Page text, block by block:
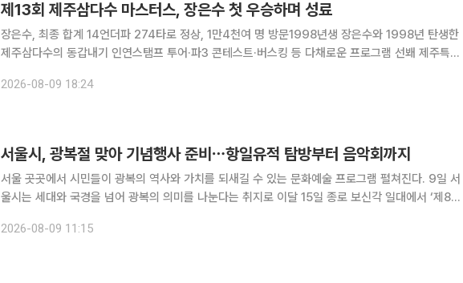
제13회 제주삼다수 마스터스, 장은수 첫 우승하며 성료
장은수, 최종 합계 14언더파 274타로 정상, 1만4천여 명 방문1998년생 장은수와 1998년 탄생한
제주삼다수의 동갑내기 인연스탬프 투어·파3 콘테스트·버스킹 등 다채로운 프로그램 선봬 제주특별
제주특별자치도개발공사는 테디밸리 골프앤리조트에서 열린 ‘제1
2026-08-09 18:24
서울시, 광복절 맞아 기념행사 준비⋯항일유적 탐방부터 음악회까지
서울 곳곳에서 시민들이 광복의 역사와 가치를 되새길 수 있는 문화예술 프로그램 펼쳐진다. 9일 서
울시는 세대와 국경을 넘어 광복의 의미를 나눈다는 취지로 이달 15일 종로 보신각 일대에서 ‘제81
9인과 함께 타종식을 진행해 순국선열의 희생을 기리고 광복의
2026-08-09 11:15